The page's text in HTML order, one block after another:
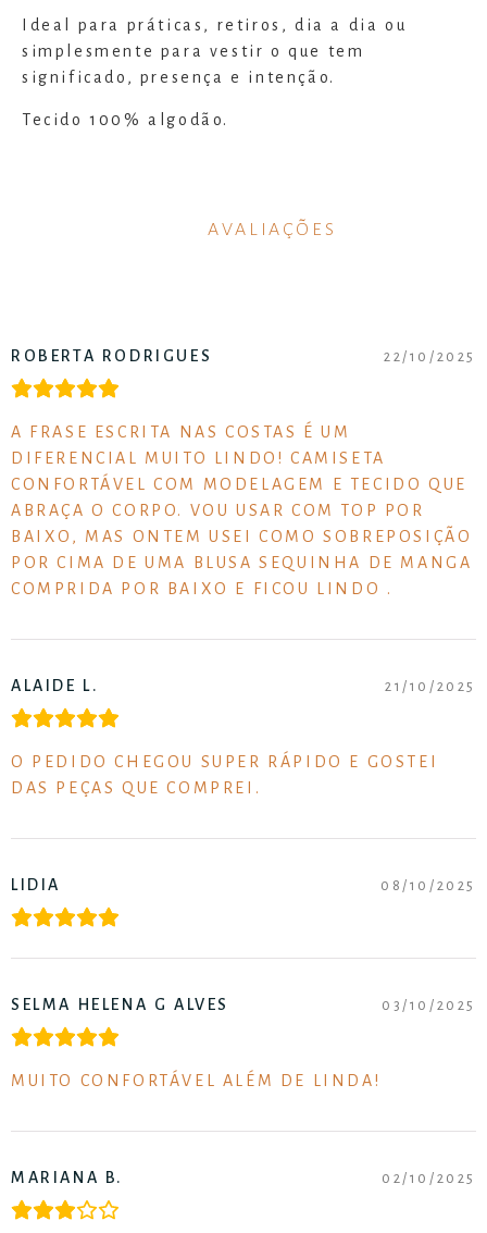
Ideal para práticas, retiros, dia a dia ou
simplesmente para vestir o que tem
significado, presença e intenção.
Tecido 100% algodão.
AVALIAÇÕES
ROBERTA RODRIGUES 22/10/2025
A FRASE ESCRITA NAS COSTAS É UM
DIFERENCIAL MUITO LINDO! CAMISETA
CONFORTÁVEL COM MODELAGEM E TECIDO QUE
ABRAÇA O CORPO. VOU USAR COM TOP POR
BAIXO, MAS ONTEM USEI COMO SOBREPOSIÇÃO
POR CIMA DE UMA BLUSA SEQUINHA DE MANGA
COMPRIDA POR BAIXO E FICOU LINDO .
ALAIDE L. 21/10/2025
O PEDIDO CHEGOU SUPER RÁPIDO E GOSTEI
DAS PEÇAS QUE COMPREI.
LIDIA 08/10/2025
SELMA HELENA G ALVES 03/10/2025
MUITO CONFORTÁVEL ALÉM DE LINDA!
MARIANA B. 02/10/2025